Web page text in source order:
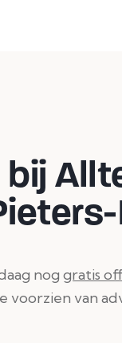
nog gratis
voorzien van